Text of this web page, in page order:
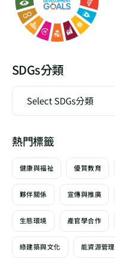
SDGs分類
熱門標籤
健康與福祉 優質教育
夥伴關係 宣傳與推廣
生態環境 產官學合作
綠建築與文化 能資源管理